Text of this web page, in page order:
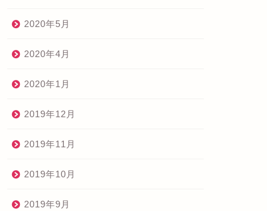
2020年5月
2020年4月
2020年1月
2019年12月
2019年11月
2019年10月
2019年9月